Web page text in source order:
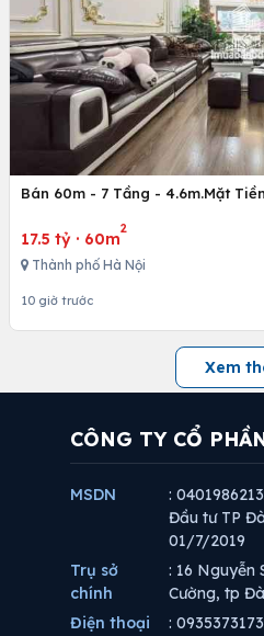
Bán 60m - 7 Tầng - 4.6m.Mặt
17.5 tỷ · 60m
2
Thành phố Hà Nội
10 giờ trước
Xem
CÔNG TY CỔ
MSDN
:
Đầu tư TP
01/7/2019
Trụ sở
chính
: 16 Nguyễn
Cường, tp
Điện thoại
: 0935373173